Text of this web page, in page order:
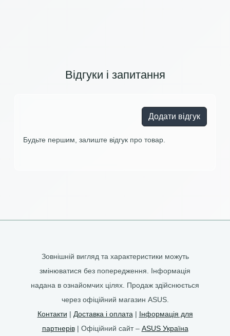
Відгуки і запитання
Додати відгук
Будьте першим, залиште відгук про товар.
Зовнішній вигляд та характеристики можуть
змінюватися без попередження. Інформація
надана в ознайомчих цілях. Продаж здійснюється
через офіційний магазин ASUS.
Контакти | Доставка і оплата | Інформація для
партнерів| Офіційний сайт – ASUS Україна